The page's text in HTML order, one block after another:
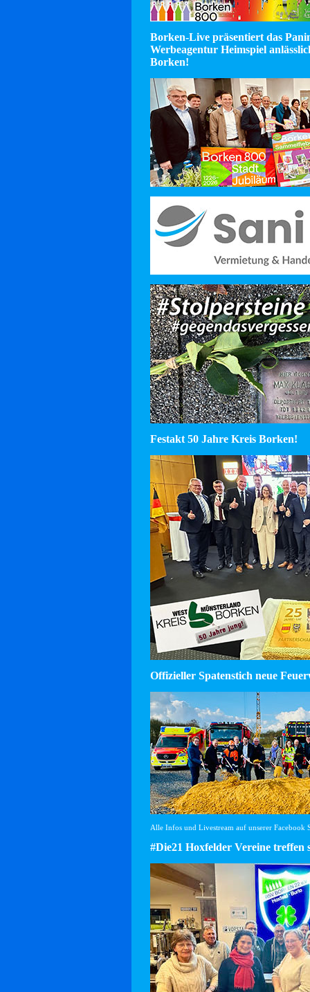
Borken-Live präsentiert das
Werbeagentur Heimspiel
Borken!
Festakt 50 Jahre Kreis Borken!
Offizieller Spatenstich neue
Alle Infos und Livestream auf unserer Facebook
#Die21 Hoxfelder Vereine treffen